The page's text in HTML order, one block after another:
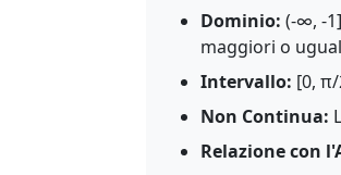
Dominio: (-∞, -
maggiori o
Intervallo: [0,
Non Continua:
Relazione con